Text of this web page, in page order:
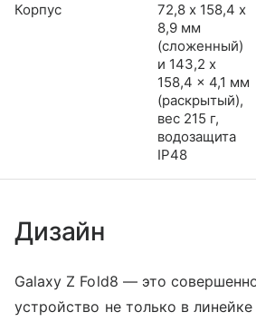
Корпус
72,8 х 158,4 х
8,9 мм
(сложенный)
и 143,2 x
158,4 x 4,1 мм
(раскрытый),
вес 215 г,
водозащита
IP48
Дизайн
Galaxy Z Fold8 — это
устройство не только в линейке